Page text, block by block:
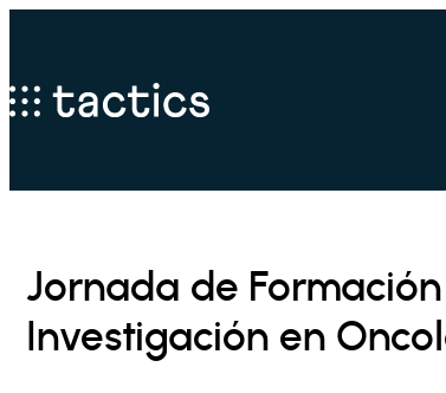
Jornada de
Investigación en